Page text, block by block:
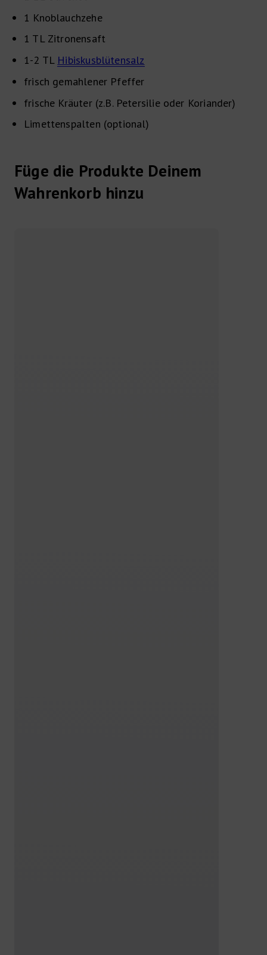
1 Knoblauchzehe
1 TL Zitronensaft
1-2 TL Hibiskusblütensalz
frisch gemahlener Pfeffer
frische Kräuter (z.B. Petersilie oder Koriander)
Limettenspalten (optional)
Füge die Produkte Deinem
Wahrenkorb hinzu